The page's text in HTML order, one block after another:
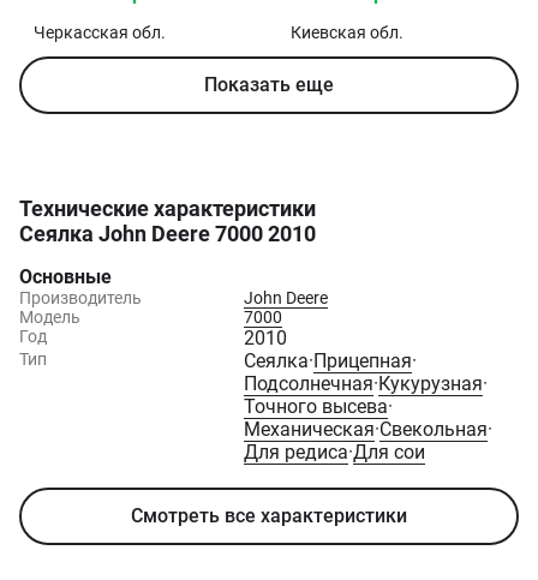
Черкасская обл. Киевская обл.
Показать еще
Технические характеристики
Сеялка John Deere 7000 2010
Основные
Производитель
John Deere
Модель
7000
Год
2010
Тип Сеялка·Прицепная·
Подсолнечная·Кукурузная·
Точного высева·
Механическая·Свекольная·
Для редиса·Для сои
Смотреть все характеристики